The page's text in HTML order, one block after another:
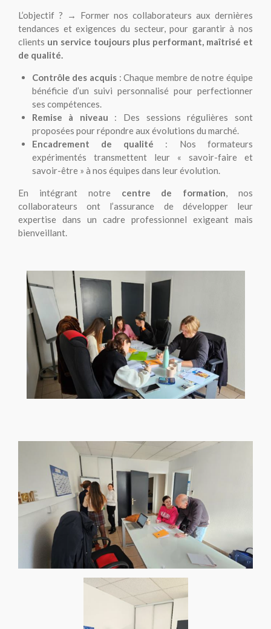
L’objectif ? → Former nos collaborateurs aux dernières
tendances et exigences du secteur, pour garantir à nos
clients un service toujours plus performant, maîtrisé et
de qualité.
Contrôle des acquis : Chaque membre de notre équipe
bénéficie d’un suivi personnalisé pour perfectionner
ses compétences.
Remise à niveau
: Des sessions régulières sont
proposées pour répondre aux évolutions du marché.
Encadrement de qualité
: Nos formateurs
expérimentés transmettent leur « savoir-faire et
savoir-être » à nos équipes dans leur évolution.
En intégrant notre centre de formation , nos
collaborateurs ont l’assurance de développer leur
expertise dans un cadre professionnel exigeant mais
bienveillant.